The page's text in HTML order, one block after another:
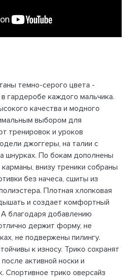
темно-серого цвета -
гардеробе каждого мальчика.
качества и модного
выбором для
тренировок и уроков
джоггеры, на талии с
шнурках. По бокам дополнены
внизу треники собраны
без начеса, сшиты из
Плотная хлопковая
и создает комфортный
благодаря добавлению
держит форму, не
не подвержены пилингу.
к износу. Трико сохранят
активной носки и
Спортивное трико оверсайз